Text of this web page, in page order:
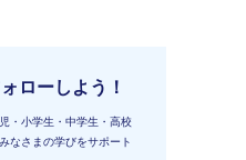
ローしよう！
・小学生・中学生・高校
なさまの学びをサポート